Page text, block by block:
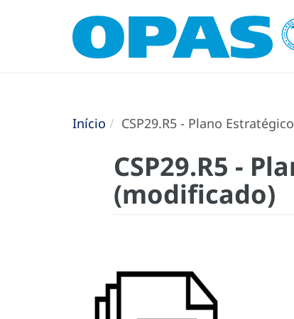
Início CSP29.R5 - Plano
CSP29.R5 -
(modificado)